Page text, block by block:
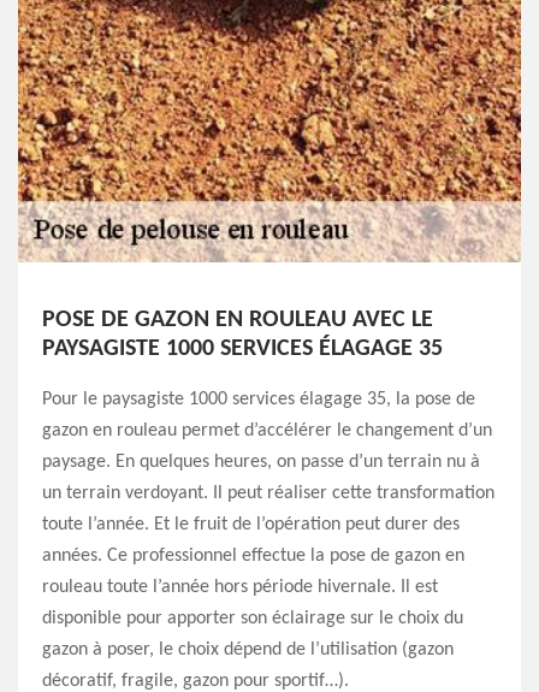
POSE DE GAZON EN ROULEAU AVEC LE
PAYSAGISTE 1000 SERVICES ÉLAGAGE 35
Pour le paysagiste 1000 services élagage 35, la pose de
gazon en rouleau permet d’accélérer le changement d’un
paysage. En quelques heures, on passe d’un terrain nu à
un terrain verdoyant. Il peut réaliser cette transformation
toute l’année. Et le fruit de l’opération peut durer des
années. Ce professionnel effectue la pose de gazon en
rouleau toute l’année hors période hivernale. Il est
disponible pour apporter son éclairage sur le choix du
gazon à poser, le choix dépend de l’utilisation (gazon
décoratif, fragile, gazon pour sportif…).